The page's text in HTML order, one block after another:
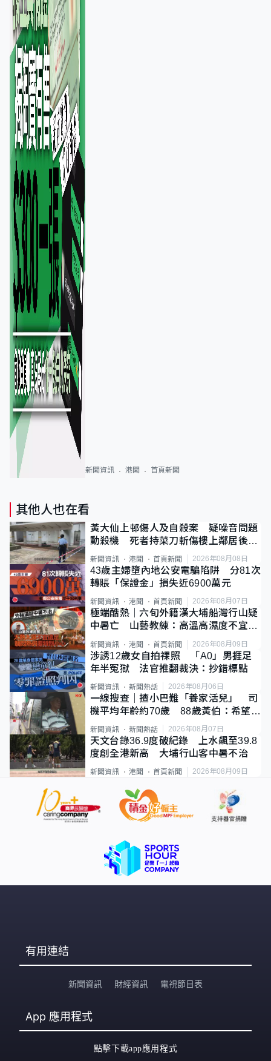
新聞資訊 港聞 首頁新聞
其他人也在看
黃大仙上邨傷人及自殺案 疑噪音問題
動殺機 死者持菜刀斬傷樓上鄰居後墮
斃
新聞資訊 港聞 首頁新聞 2026年08月08日
43歲主婦墮內地公安電騙陷阱 分81次
轉賬「保證金」損失近6900萬元
新聞資訊 港聞 首頁新聞 2026年08月07日
極端酷熱｜六旬外籍漢大埔船灣行山疑
中暑亡 山藝教練：高溫高濕度不宜遠
新聞資訊 港聞 首頁新聞 2026年08月09日
涉誘12歲女自拍祼照 「A0」男捱足
年半冤獄 法官推翻裁決：抄錯標點
新聞資訊 新聞熱話 2026年08月06日
一線搜查｜揸小巴難「養家活兒」 司
機平均年齡約70歲 88歲黃伯：希望一
直揸落去
新聞資訊 新聞熱話 2026年08月07日
天文台錄36.9度破紀錄 上水飆至39.8
度創全港新高 大埔行山客中暑不治
新聞資訊 港聞 首頁新聞 2026年08月09日
有用連結
新聞資訊 財經資訊 電視節目表
App 應用程式
點擊下載app應用程式